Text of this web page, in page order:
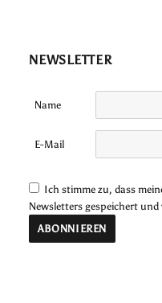
NEWSLETTER
Name
E-Mail
Ich stimme zu, dass
Newsletters gespeichert und